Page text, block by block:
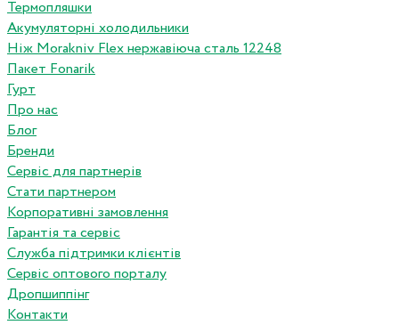
Термопляшки
Акумуляторні холодильники
Ніж Morakniv Flex нержавіюча сталь 12248
Пакет Fonarik
Гурт
Про нас
Блог
Бренди
Сервіс для партнерів
Стати партнером
Корпоративні замовлення
Гарантія та сервіс
Служба підтримки клієнтів
Сервіс оптового порталу
Дропшиппінг
Контакти